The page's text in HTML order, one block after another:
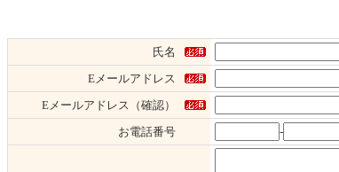
氏名
Eメールアドレス
Eメールアドレス（確認）
お電話番号
-